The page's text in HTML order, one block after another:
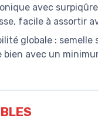
avec
facile à assortir
globale : semelle
bien avec un